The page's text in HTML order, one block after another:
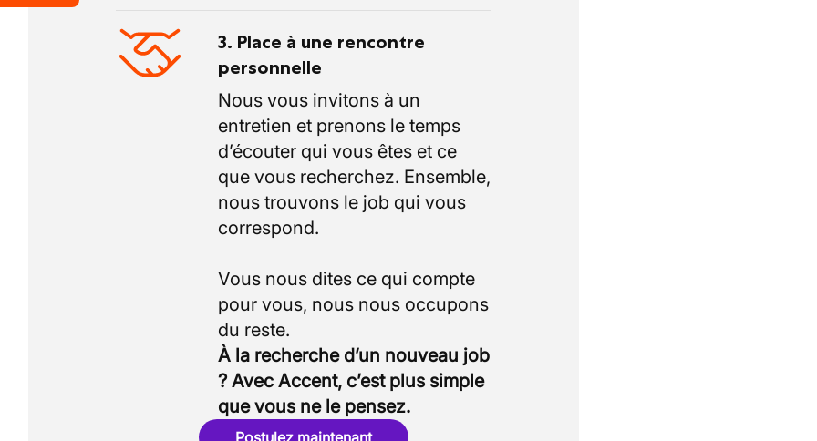
3. Place à une rencontre
personnelle
Nous vous invitons à un
entretien et prenons le temps
d’écouter qui vous êtes et ce
que vous recherchez. Ensemble,
nous trouvons le job qui vous
correspond.
Vous nous dites ce qui compte
pour vous, nous nous occupons
À la recherche d’un nouveau job
? Avec Accent, c’est plus simple
que vous ne le pensez.
Postulez maintenant